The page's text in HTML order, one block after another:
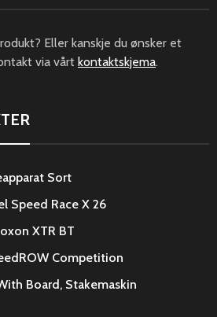
Eller kanskje du ønsker et
via vårt kontaktskjema.
Sort
Speed Race X 26
XTR BT
Competition
Board, Stakemaskin